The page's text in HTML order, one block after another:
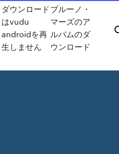
ダウンロード
はvudu
androidを再
生しません
ブルーノ・
マーズのア
ルバムのダ
ウンロード